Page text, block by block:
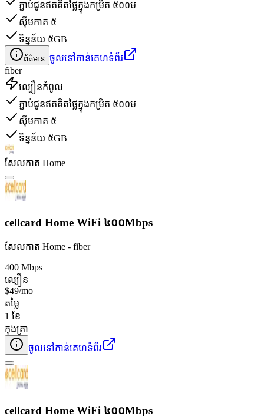
ភ្ជាប់ជូនឥតគិតថ្លៃក្នុងកម្រិត ៥០០ម
ស៊ីមកាត ៥
ទិន្នន័យ ៥GB
ព័ត៌មាន ចូលទៅកាន់គេហទំព័រ
fiber
ល្បឿនកំពូល
ភ្ជាប់ជូនឥតគិតថ្លៃក្នុងកម្រិត ៥០០ម
ស៊ីមកាត ៥
ទិន្នន័យ ៥GB
សែលកាត Home
cellcard Home WiFi ៤០០Mbps
សែលកាត Home - fiber
400 Mbps
ល្បឿន
$49/mo
តម្លៃ
1 ខែ
កុងត្រា
ចូលទៅកាន់គេហទំព័រ
cellcard Home WiFi ៤០០Mbps